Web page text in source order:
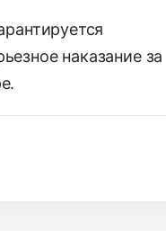
наказание за